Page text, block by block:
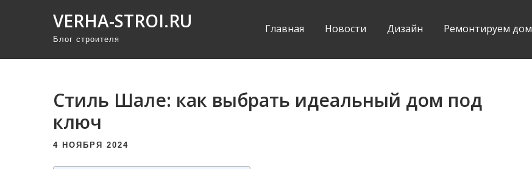
м
VERHA-STROI.RU
Блог строителя
Главная Новости Дизайн Ремонтируем дом
Стиль Шале: как выбрать идеальный дом под
ключ
4 НОЯБРЯ 2024